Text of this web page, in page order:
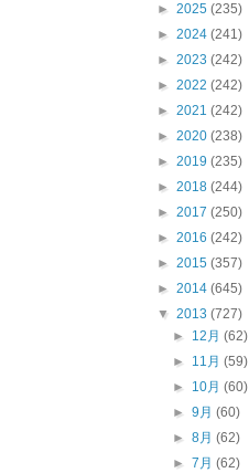
► 2025 (235)
► 2024 (241)
► 2023 (242)
► 2022 (242)
► 2021 (242)
► 2020 (238)
► 2019 (235)
► 2018 (244)
► 2017 (250)
► 2016 (242)
► 2015 (357)
► 2014 (645)
▼ 2013 (727)
► 12月(62)
► 11月(59)
► 10月(60)
►9月(60)
►8月(62)
►7月(62)